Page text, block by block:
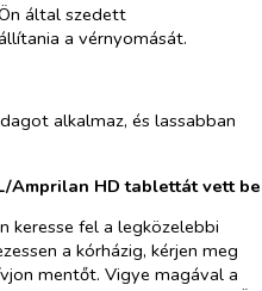
által szedett
a vérnyomását.
alkalmaz, és lassabban
Amprilan HD tablettát vett be
keresse fel a legközelebbi
a kórházig, kérjen meg
mentőt. Vigye magával a